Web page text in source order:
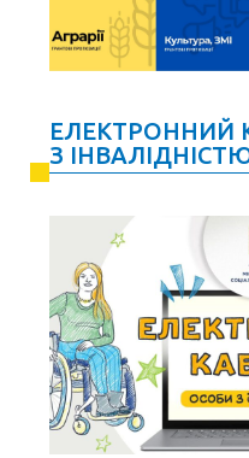
ЕЛЕКТРОННИЙ
З